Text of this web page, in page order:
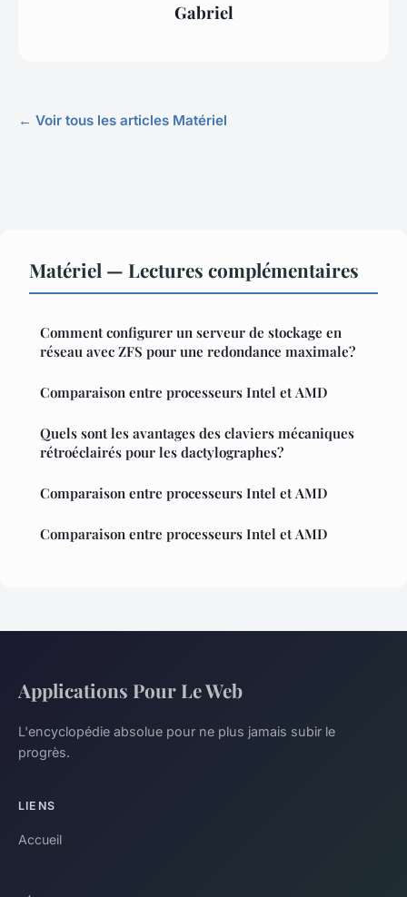
Gabriel
← Voir tous les articles Matériel
Matériel — Lectures complémentaires
Comment configurer un serveur de stockage en
réseau avec ZFS pour une redondance maximale?
Comparaison entre processeurs Intel et AMD
Quels sont les avantages des claviers mécaniques
rétroéclairés pour les dactylographes?
Comparaison entre processeurs Intel et AMD
Comparaison entre processeurs Intel et AMD
Applications Pour Le Web
L'encyclopédie absolue pour ne plus jamais subir le
progrès.
LIENS
Accueil